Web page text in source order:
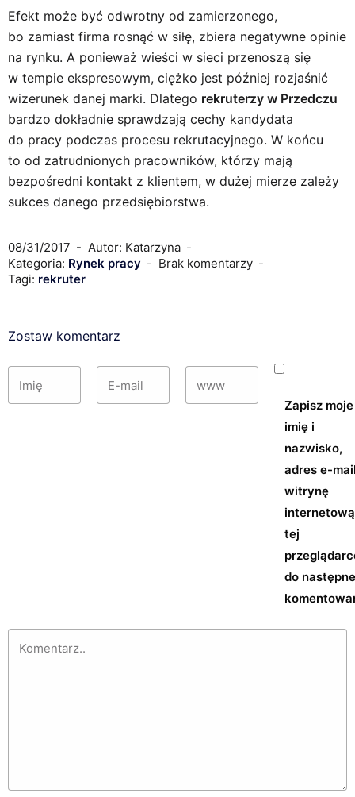
Efekt może być odwrotny od zamierzonego,
bo zamiast firma rosnąć w siłę, zbiera negatywne opinie
na rynku. A ponieważ wieści w sieci przenoszą się
w tempie ekspresowym, ciężko jest później rozjaśnić
wizerunek danej marki. Dlatego rekruterzy w Przedczu
bardzo dokładnie sprawdzają cechy kandydata
do pracy podczas procesu rekrutacyjnego. W końcu
to od zatrudnionych pracowników, którzy mają
bezpośredni kontakt z klientem, w dużej mierze zależy
sukces danego przedsiębiorstwa.
08/31/2017
Autor: Katarzyna
Kategoria: Rynek pracy
Brak komentarzy
Tagi: rekruter
Zostaw komentarz
Zapisz moje
imię i
nazwisko,
adres e-
witrynę
tej
do